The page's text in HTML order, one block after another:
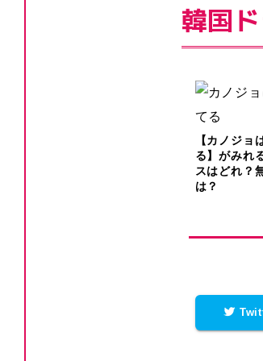
韓国
【カノジョ
る】がみれ
スはどれ？
は？